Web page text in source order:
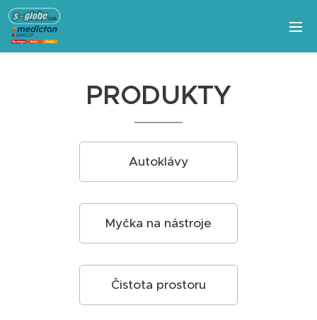
PRODUKTY
Autoklávy
Myčka na nástroje
Čistota prostoru